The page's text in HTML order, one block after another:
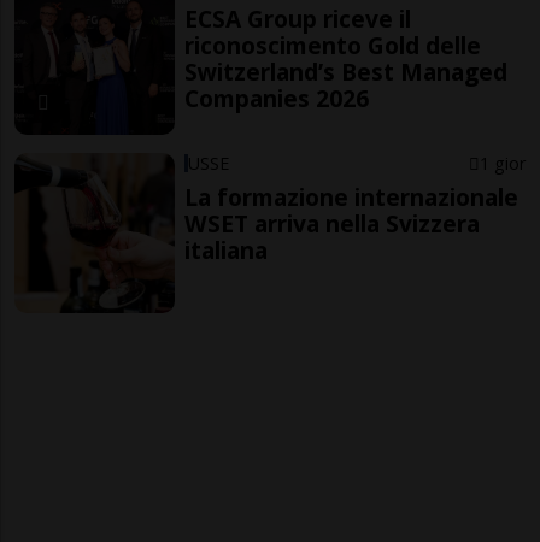
ECSA Group riceve il
riconoscimento Gold delle
Switzerland’s Best Managed
Companies 2026
USSE 1 gior
La formazione internazionale
WSET arriva nella Svizzera
italiana